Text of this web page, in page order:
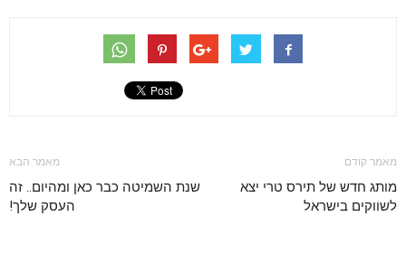
מאמר קודם
מותג חדש של תירס טרי יצא
לשווקים בישראל
מאמר הבא
שנת השמיטה כבר כאן ומהיום.. זה
העסק שלך!